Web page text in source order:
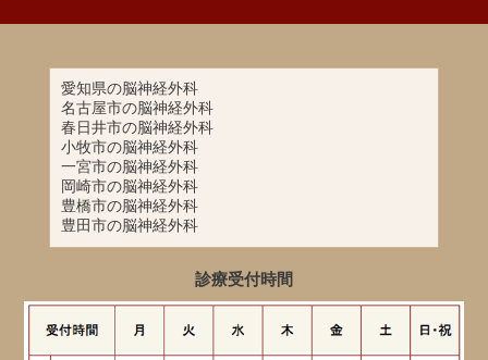
愛知県の脳神経外科
名古屋市の脳神経外科
春日井市の脳神経外科
小牧市の脳神経外科
一宮市の脳神経外科
岡崎市の脳神経外科
豊橋市の脳神経外科
豊田市の脳神経外科
診療受付時間